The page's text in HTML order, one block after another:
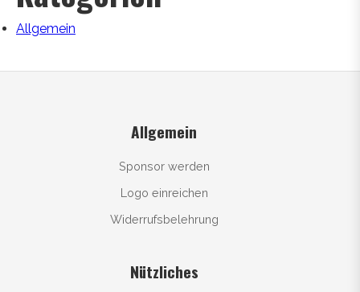
Allgemein
Allgemein
Sponsor werden
Logo einreichen
Widerrufsbelehrung
Nützliches